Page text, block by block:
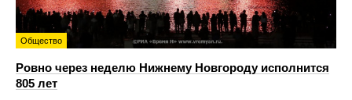
Общество
Ровно через неделю Нижнему Новгороду исполнится
805 лет